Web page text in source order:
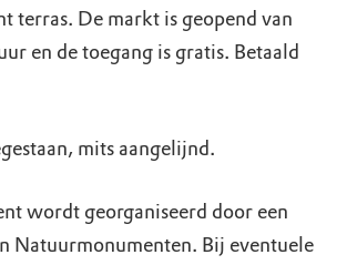
terras. De markt is geopend van
en de toegang is gratis. Betaald
mits aangelijnd.
wordt georganiseerd door een
Natuurmonumenten. Bij eventuele